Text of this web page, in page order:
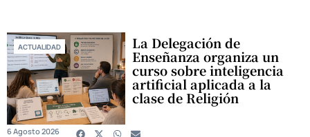
ACTUALIDAD La Delegación de
Enseñanza organiza un
curso sobre inteligencia
artificial aplicada a la
clase de Religión
6 Agosto 2026